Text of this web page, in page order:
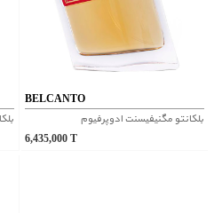
BELCANTO
بلکانتو مگنیفیسنت ادوپرفیوم
6,435,000